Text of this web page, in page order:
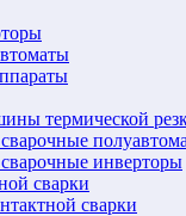
термической
инверторы
сварки
сварки